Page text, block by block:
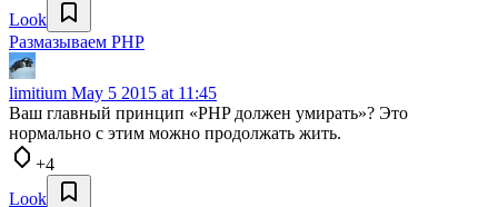
Look
Размазываем PHP
limitium May 5 2015 at 11:45
Ваш главный принцип «PHP должен умирать»? Это
нормально с этим можно продолжать жить.
+4
Look